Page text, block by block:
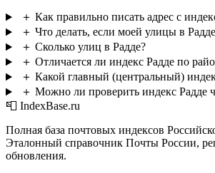
＋ Как правильно писать адрес с
＋ Что делать, если моей улицы в
＋ Сколько улиц в Радде?
＋ Отличается ли индекс Радде по
＋ Какой главный (центральный)
＋ Можно ли проверить индекс Радде
📮 IndexBase.ru
Полная база почтовых индексов
Эталонный справочник Почты России,
обновления.